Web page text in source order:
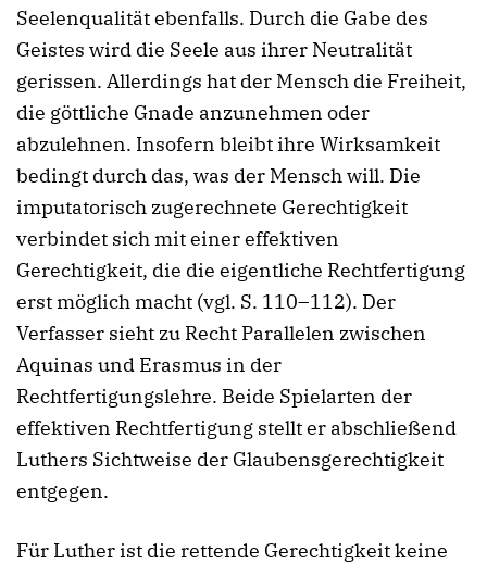
Seelenqualität ebenfalls. Durch die Gabe des
Geistes wird die Seele aus ihrer Neutralität
gerissen. Allerdings hat der Mensch die Freiheit,
die göttliche Gnade anzunehmen oder
abzulehnen. Insofern bleibt ihre Wirksamkeit
bedingt durch das, was der Mensch will. Die
imputatorisch zugerechnete Gerechtigkeit
verbindet sich mit einer effektiven
Gerechtigkeit, die die eigentliche Rechtfertigung
erst möglich macht (vgl. S. 110–112). Der
Verfasser sieht zu Recht Parallelen zwischen
Aquinas und Erasmus in der
Rechtfertigungslehre. Beide Spielarten der
effektiven Rechtfertigung stellt er abschließend
Luthers Sichtweise der Glaubensgerechtigkeit
entgegen.
Für Luther ist die rettende Gerechtigkeit keine